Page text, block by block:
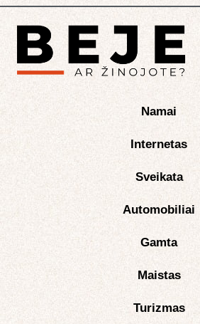
Namai
Internetas
Sveikata
Automobiliai
Gamta
Maistas
Turizmas